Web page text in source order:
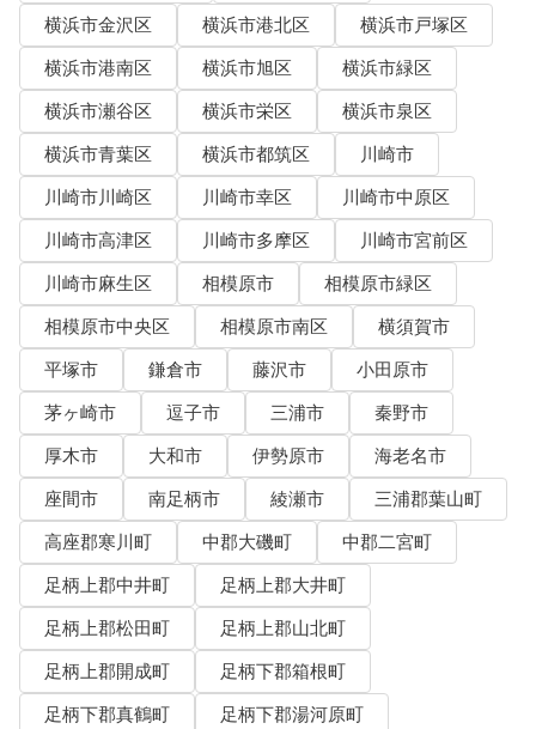
横浜市金沢区
横浜市港北区
横浜市戸塚区
横浜市港南区
横浜市旭区
横浜市緑区
横浜市瀬谷区
横浜市栄区
横浜市泉区
横浜市青葉区
横浜市都筑区
川崎市
川崎市川崎区
川崎市幸区
川崎市中原区
川崎市高津区
川崎市多摩区
川崎市宮前区
川崎市麻生区
相模原市
相模原市緑区
相模原市中央区
相模原市南区
横須賀市
平塚市
鎌倉市 藤沢市
小田原市
茅ヶ崎市
逗子市 三浦市
秦野市
厚木市
大和市 伊勢原市
海老名市
座間市
南足柄市 綾瀬市
三浦郡葉山町
高座郡寒川町
中郡大磯町
中郡二宮町
足柄上郡中井町
足柄上郡大井町
足柄上郡松田町
足柄上郡山北町
足柄上郡開成町
足柄下郡箱根町
足柄下郡真鶴町
足柄下郡湯河原町